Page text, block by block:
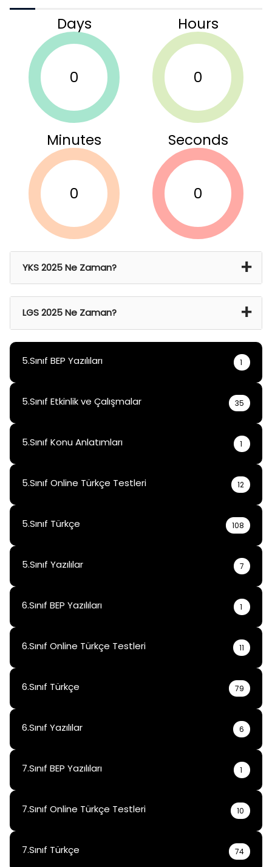
Days
0
Hours
0
Minutes
0
Seconds
0
YKS 2025 Ne Zaman?
LGS 2025 Ne Zaman?
5.Sınıf BEP Yazılıları
1
5.Sınıf Etkinlik ve Çalışmalar 35
5.Sınıf Konu Anlatımları 1
5.Sınıf Online Türkçe Testleri 12
5.Sınıf Türkçe 108
5.Sınıf Yazılılar 7
6.Sınıf BEP Yazılıları 1
6.Sınıf Online Türkçe Testleri 11
6.Sınıf Türkçe 79
6.Sınıf Yazılılar 6
7.Sınıf BEP Yazılıları 1
7.Sınıf Online Türkçe Testleri 10
7.Sınıf Türkçe 74